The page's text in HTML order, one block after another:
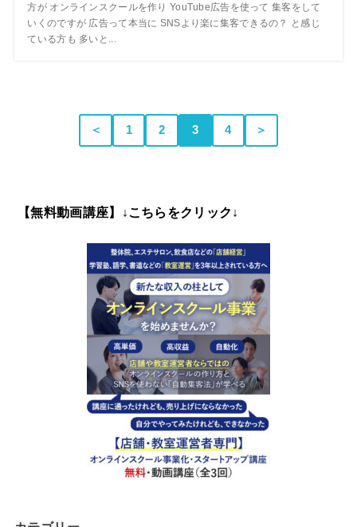
方が オンラインスクールを作り YouTube広告を使って 集客をして
いくのですが 広告って本当に SNSより楽に集客できるの？ と感じ
ている方も 多いと...
＜ 1 2 3 4 ＞
【無料動画講座】↓こちらをクリック↓